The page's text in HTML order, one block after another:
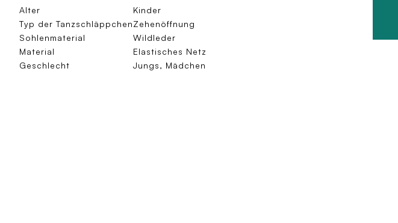
Alter
Kinder
Typ der TanzschläppchenZehenöffnung
Sohlenmaterial
Wildleder
Material
Elastisches Netz
Geschlecht
Jungs, Mädchen